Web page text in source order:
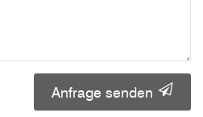
Anfrage senden